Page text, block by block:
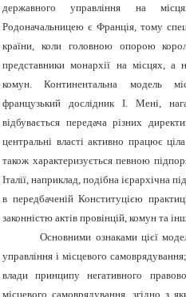
державного управління на
Родоначальницею є Франція, тому
країни, коли головною опорою
представники монархії на місцях, а
комун. Континентальна модель
французький дослідник І. Мені,
відбувається передача різних
центральні власті активно працює
також характеризується певною
Італії, наприклад, подібна ієрархічна
в передбаченій Конституцією
законністю актів провінцій, комун та
Основними ознаками цієї
управління і місцевого
влади принципу негативного
місцевого самоврядування, згідно з